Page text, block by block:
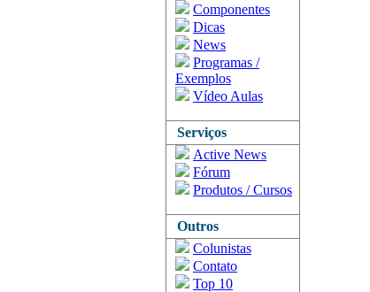
Componentes
Dicas
News
Programas /
Exemplos
Vídeo Aulas
Serviços
Active News
Fórum
Produtos / Cursos
Outros
Colunistas
Contato
Top 10